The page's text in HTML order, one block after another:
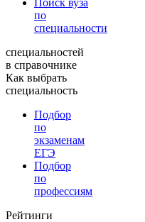
по
специальности
специальностей
в справочнике
Как выбрать
специальность
Подбор
по
экзаменам
ЕГЭ
Подбор
по
профессиям
Рейтинги